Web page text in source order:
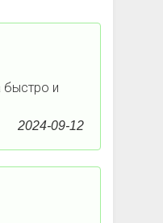
быстро и
2024-09-12